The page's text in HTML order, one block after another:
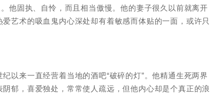
他固执、自怜，而且相当傲慢。他的妻子很久以前就离开
艺术的吸血鬼内心深处却有着敏感而体贴的一面，或许只
以来一直经营着当地的酒吧“破碎的灯”。他精通生死两界
郁，喜爱独处，常常使人疏远，但他内心却是个真正的浪